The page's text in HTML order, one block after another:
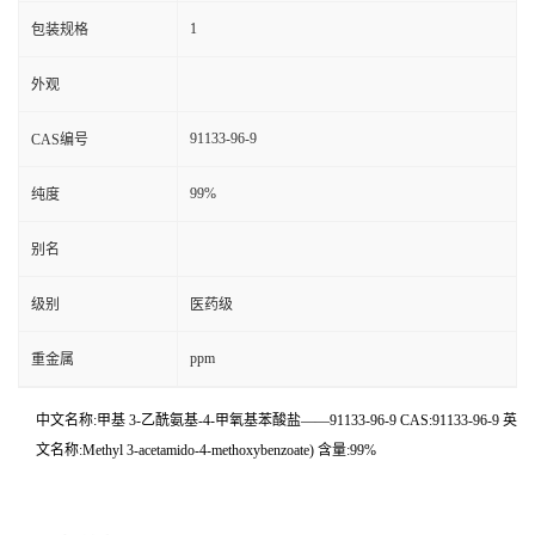
包装规格 1
外观
CAS编号 91133-96-9
纯度 99%
别名
级别 医药级
重金属 ppm
中文名称:甲基 3-乙酰氨基-4-甲氧基苯酸盐——91133-96-9 CAS:91133-96-9 英
文名称:Methyl 3-acetamido-4-methoxybenzoate) 含量:99%